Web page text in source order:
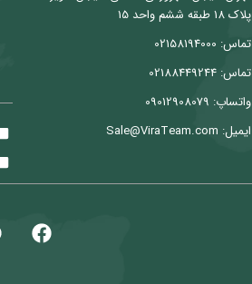
پلاک 18 طبقه ششم واحد 15
تماس: 02158194000
تماس: 02188449244
واتساپ: 09012908079
ایمیل: Sale@ViraTeam.com